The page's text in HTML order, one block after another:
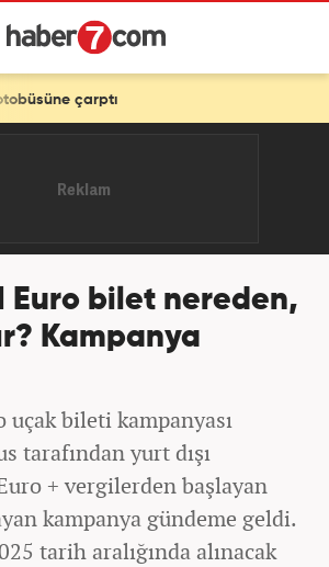
Euro bilet nereden,
Kampanya
uçak bileti kampanyası
tarafından yurt dışı
+ vergilerden başlayan
kampanya gündeme geldi.
tarih aralığında alınacak